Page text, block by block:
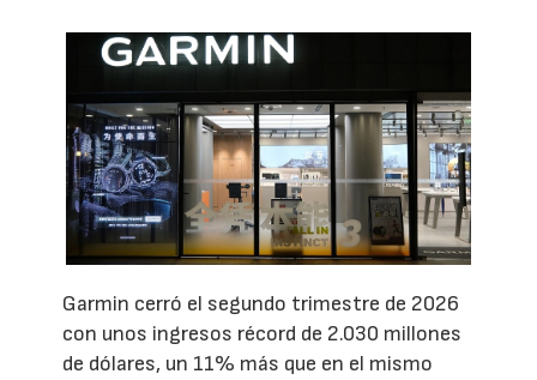
Garmin cerró el segundo trimestre de 2026
con unos ingresos récord de 2.030 millones
de dólares, un 11% más que en el mismo